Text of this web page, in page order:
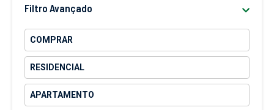
Filtro Avançado